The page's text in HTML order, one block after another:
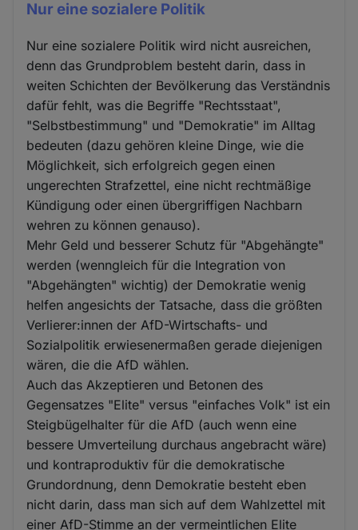
Nur eine sozialere Politik
Nur eine sozialere Politik wird nicht ausreichen,
denn das Grundproblem besteht darin, dass in
weiten Schichten der Bevölkerung das Verständnis
dafür fehlt, was die Begriffe "Rechtsstaat",
"Selbstbestimmung" und "Demokratie" im Alltag
bedeuten (dazu gehören kleine Dinge, wie die
Möglichkeit, sich erfolgreich gegen einen
ungerechten Strafzettel, eine nicht rechtmäßige
Kündigung oder einen übergriffigen Nachbarn
wehren zu können genauso).
Mehr Geld und besserer Schutz für "Abgehängte"
werden (wenngleich für die Integration von
"Abgehängten" wichtig) der Demokratie wenig
helfen angesichts der Tatsache, dass die größten
Verlierer:innen der AfD-Wirtschafts- und
Sozialpolitik erwiesenermaßen gerade diejenigen
wären, die die AfD wählen.
Auch das Akzeptieren und Betonen des
Gegensatzes "Elite" versus "einfaches Volk" ist ein
Steigbügelhalter für die AfD (auch wenn eine
bessere Umverteilung durchaus angebracht wäre)
und kontraproduktiv für die demokratische
Grundordnung, denn Demokratie besteht eben
nicht darin, dass man sich auf dem Wahlzettel mit
einer AfD-Stimme an der vermeintlichen Elite